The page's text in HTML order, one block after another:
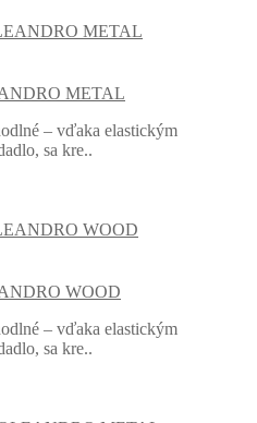
METAL
– vďaka elastickým
sa kre..
WOOD
– vďaka elastickým
sa kre..